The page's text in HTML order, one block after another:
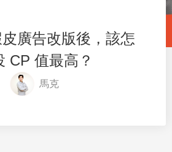
廣告改版後，該怎
CP 值最高？
馬克